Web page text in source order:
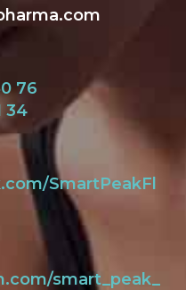
76
34
SmartPeakFl
smart_peak_